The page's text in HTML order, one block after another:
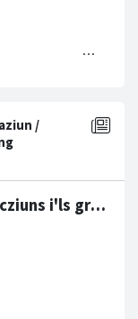
Publicaziun ufficiala - re- ed elecziuns i'ls gremis cumünals - 2026